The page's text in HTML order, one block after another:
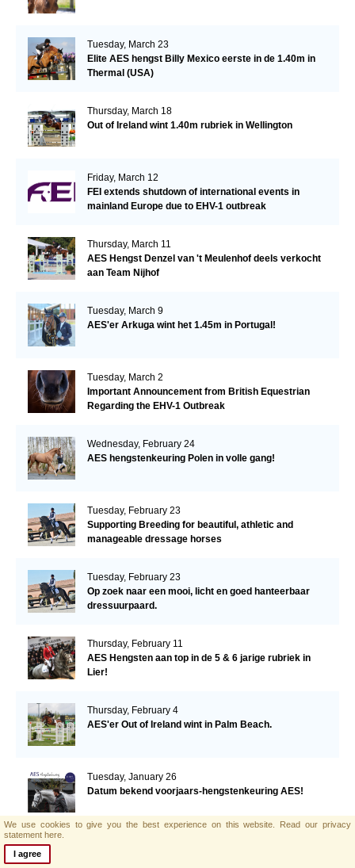
Tuesday, March 23
Elite AES hengst Billy Mexico eerste in de 1.40m in
Thermal (USA)
Thursday, March 18
Out of Ireland wint 1.40m rubriek in Wellington
Friday, March 12
FEI extends shutdown of international events in
mainland Europe due to EHV-1 outbreak
Thursday, March 11
AES Hengst Denzel van 't Meulenhof deels verkocht
aan Team Nijhof
Tuesday, March 9
AES'er Arkuga wint het 1.45m in Portugal!
Tuesday, March 2
Important Announcement from British Equestrian
Regarding the EHV-1 Outbreak
Wednesday, February 24
AES hengstenkeuring Polen in volle gang!
Tuesday, February 23
Supporting Breeding for beautiful, athletic and
manageable dressage horses
Tuesday, February 23
Op zoek naar een mooi, licht en goed hanteerbaar
dressuurpaard.
Thursday, February 11
AES Hengsten aan top in de 5 & 6 jarige rubriek in
Lier!
Thursday, February 4
AES'er Out of Ireland wint in Palm Beach.
Tuesday, January 26
Datum bekend voorjaars-hengstenkeuring AES!
We use cookies to give you the best experience on this website. Read our privacy
statement here.
I agree